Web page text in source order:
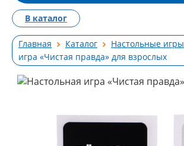
Главная Каталог Настольные игры
игра «Чистая правда» для взрослых
В каталог